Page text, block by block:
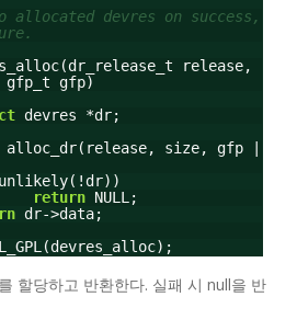
allocated devres on success,
release,
gfp_t gfp)
devres *dr;
alloc_dr(release, size, gfp |
return NULL;
dr->data;
할당하고 반환한다. 실패 시 null을 반